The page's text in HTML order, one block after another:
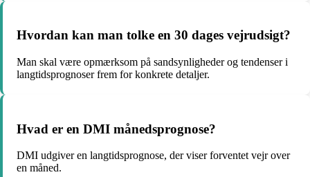
Hvordan kan man tolke en 30 dages vejrudsigt?
Man skal være opmærksom på sandsynligheder og tendenser i
langtidsprognoser frem for konkrete detaljer.
Hvad er en DMI månedsprognose?
DMI udgiver en langtidsprognose, der viser forventet vejr over
en måned.